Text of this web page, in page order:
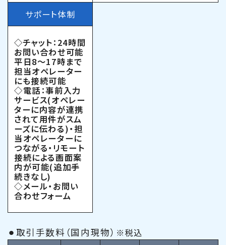
サポート体制
◇チャット：24時間
お問い合わせ可能
平日8〜17時まで
担当オペレーター
にも接続可能
◇電話：事前入力
サービス(オペレー
ターに内容が連携
されて用件がスム
ーズに伝わる)・担
当オペレーターに
つながる・リモート
接続による画面案
内が可能(追加手
続きなし)
◇メール・お問い
合わせフォーム
⚫︎取引手数料（国内現物） ※税込